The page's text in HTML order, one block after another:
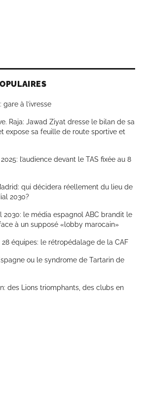
à l’ivresse
Raja: Jawad Ziyat dresse le bilan de sa
expose sa feuille de route sportive et
l’audience devant le TAS fixée au 8
qui décidera réellement du lieu de
2030?
2030: le média espagnol ABC brandit le
à un supposé «lobby marocain»
28 équipes: le rétropédalage de la CAF
ou le syndrome de Tartarin de
des Lions triomphants, des clubs en